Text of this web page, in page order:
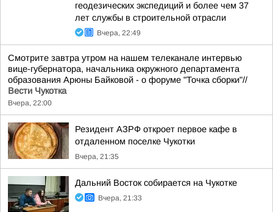
геодезических экспедиций и более чем 37
лет службы в строительной отрасли
Вчера, 22:49
Смотрите завтра утром на нашем телеканале интервью
вице-губернатора, начальника окружного департамента
образования Арюны Байковой - о форуме "Точка сборки"//
Вести Чукотка
Вчера, 22:00
Резидент АЗРФ откроет первое кафе в
отдаленном поселке Чукотки
Вчера, 21:35
Дальний Восток собирается на Чукотке
Вчера, 21:33